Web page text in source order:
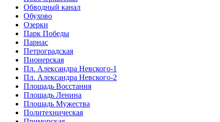
Обводный канал
Обухово
Озерки
Парк Победы
Парнас
Петроградская
Пионерская
Пл. Александра Невского-1
Пл. Александра Невского-2
Площадь Восстания
Площадь Ленина
Площадь Мужества
Политехническая